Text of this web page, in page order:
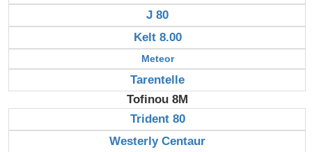
J 80
Kelt 8.00
Meteor
Tarentelle
Tofinou 8M
Trident 80
Westerly Centaur